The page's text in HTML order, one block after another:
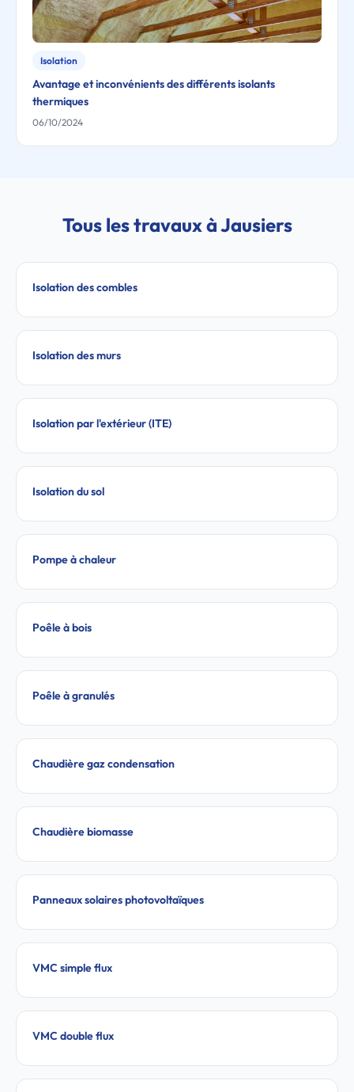
Isolation
Avantage et inconvénients des différents isolants
thermiques
06/10/2024
Tous les travaux à Jausiers
Isolation des combles
Isolation des murs
Isolation par l'extérieur (ITE)
Isolation du sol
Pompe à chaleur
Poêle à bois
Poêle à granulés
Chaudière gaz condensation
Chaudière biomasse
Panneaux solaires photovoltaïques
VMC simple flux
VMC double flux